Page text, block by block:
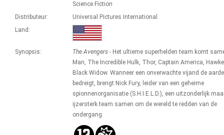
Science Fiction
Distributeur:
Universal Pictures International
Land:
Synopsis: The Avengers - Het ultieme superhelden team komt
Man, The Incredible Hulk, Thor, Captain America,
Black Widow. Wanneer een onverwachte vijand de aarde
bedreigt, brengt Nick Fury, leider van een geheime
spionnenorganisatie (S.H.I.E.L.D.), een uitzonderlijk
ijzersterk team samen om de wereld te redden van de
ondergang.